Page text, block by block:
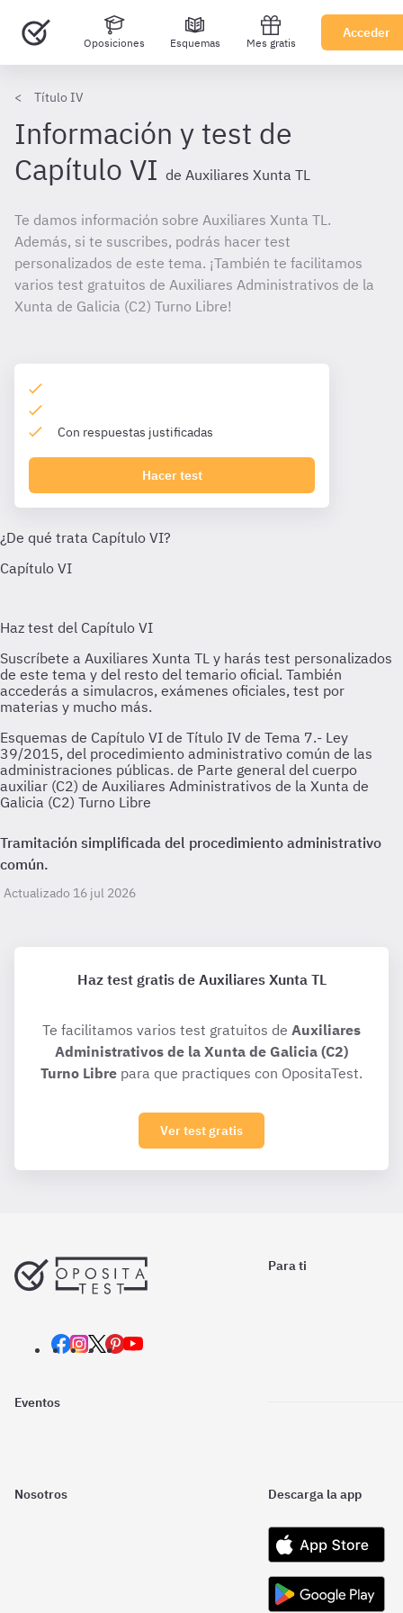
Oposiciones Esquemas Mes gratis
Acceder
Título IV
Información y test de
Capítulo VI de Auxiliares Xunta TL
Te damos información sobre Auxiliares Xunta TL.
Además, si te suscribes, podrás hacer test
personalizados de este tema. ¡También te facilitamos
varios test gratuitos de Auxiliares Administrativos de la
Xunta de Galicia (C2) Turno Libre!
Con respuestas justificadas
Hacer test
Esquemas de Capítulo VI de Título IV de Tema 7.- Ley
39/2015, del procedimiento administrativo común de las
administraciones públicas. de Parte general del cuerpo
auxiliar (C2) de Auxiliares Administrativos de la Xunta de
Galicia (C2) Turno Libre
Tramitación simplificada del procedimiento administrativo
común.
Actualizado 16 jul 2026
Haz test gratis de Auxiliares Xunta TL
Te facilitamos varios test gratuitos de Auxiliares
Administrativos de la Xunta de Galicia (C2)
Turno Libre para que practiques con OpositaTest.
Ver test gratis
Para ti
Eventos
Nosotros Descarga la app